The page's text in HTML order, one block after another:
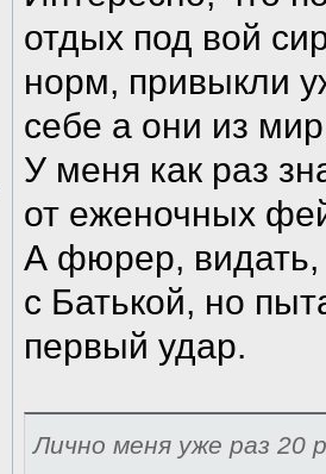
отдых под вой
норм, привыкли
себе а они из
У меня как раз
от еженочных
А фюрер, видать,
с Батькой, но
первый удар.
Лично меня уже раз 20